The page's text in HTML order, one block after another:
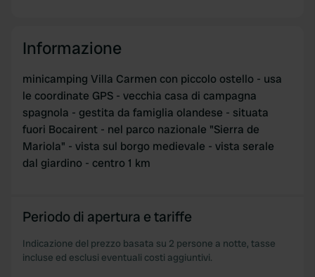
provided to them or that they’ve collected from your use
Informazione
minicamping Villa Carmen con piccolo ostello - usa
le coordinate GPS - vecchia casa di campagna
spagnola - gestita da famiglia olandese - situata
fuori Bocairent - nel parco nazionale "Sierra de
Mariola" - vista sul borgo medievale - vista serale
dal giardino - centro 1 km
Periodo di apertura e tariffe
Indicazione del prezzo basata su 2 persone a notte, tasse
incluse ed esclusi eventuali costi aggiuntivi.